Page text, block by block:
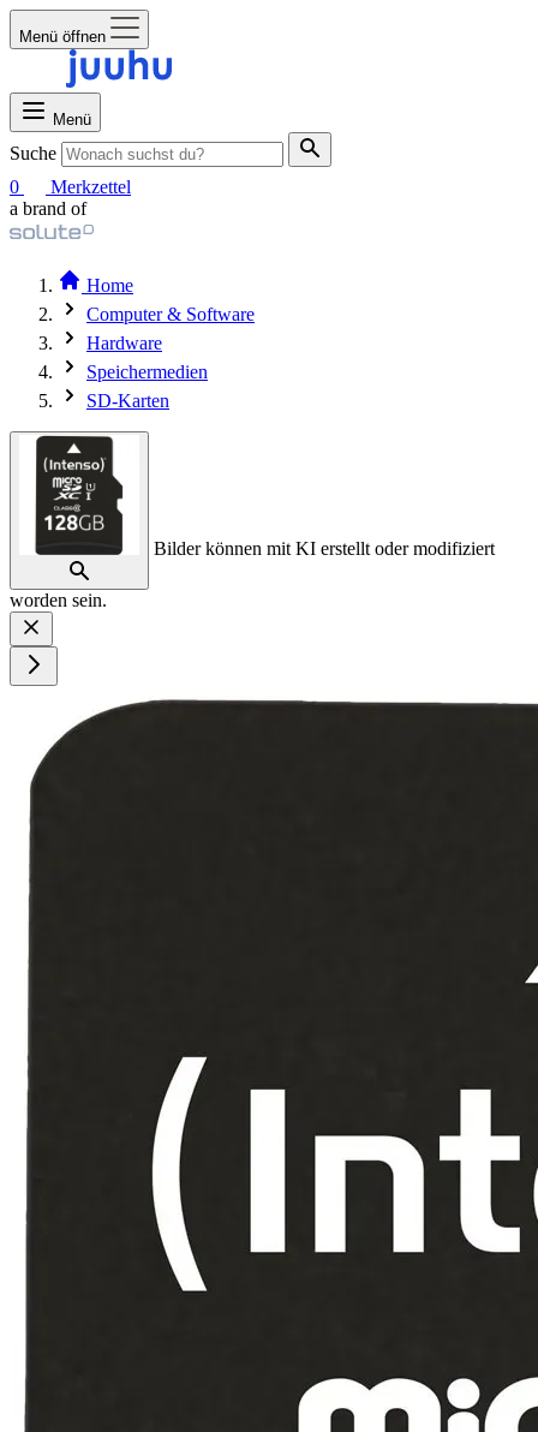
Menü öffnen
Menü
Suche
0
Merkzettel
a brand of
Home
Computer & Software
Hardware
Speichermedien
SD-Karten
Bilder können mit KI erstellt oder modifiziert
worden sein.